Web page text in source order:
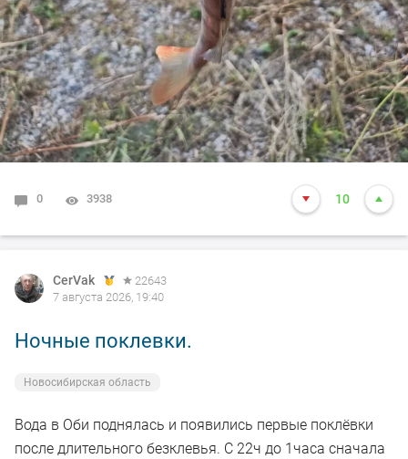
0 3938 10
CerVak
22643
7 августа 2026, 19:40
Ночные поклевки.
Новосибирская область
Вода в Оби поднялась и появились первые поклёвки
после длительного безклевья. С 22ч до 1часа сначала